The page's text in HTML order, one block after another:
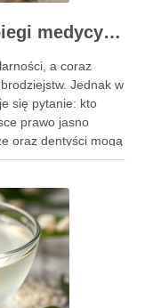
Kto może wykonywać zabiegi medycyny estetycznej? Sprawdź uprawnienia
a coraz
Jednak w
się pytanie: kto
prawo jasno
oraz dentyści mogą
co ma na celu